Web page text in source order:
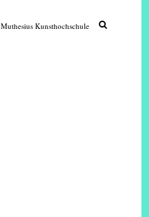
Muthesius Kunsthochschule